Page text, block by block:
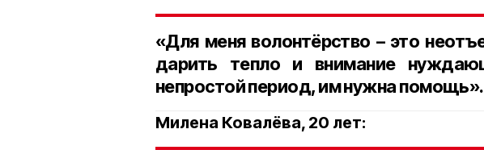
«Для меня волонтёрство – это
дарить тепло и внимание
непростой период, им нужна помощь».
Милена Ковалёва, 20 лет: